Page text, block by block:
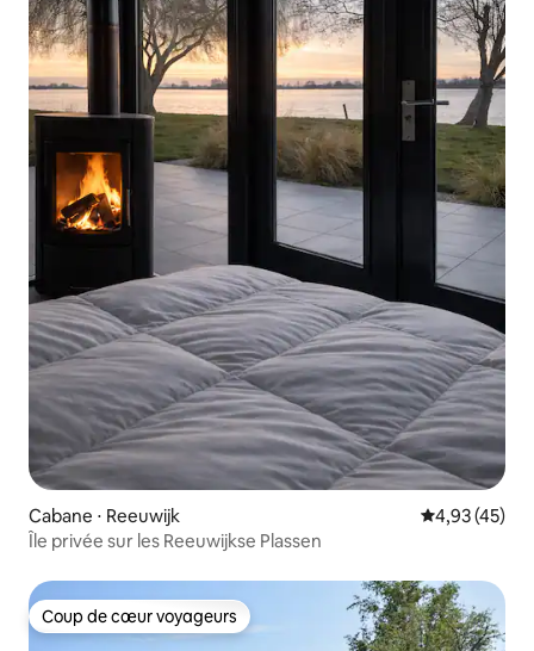
Cabane ⋅ Reeuwijk Évaluation
4,93 (45)
Île privée sur les Reeuwijkse Plassen
Coup de cœur voyageurs
Coup de cœur voyageurs